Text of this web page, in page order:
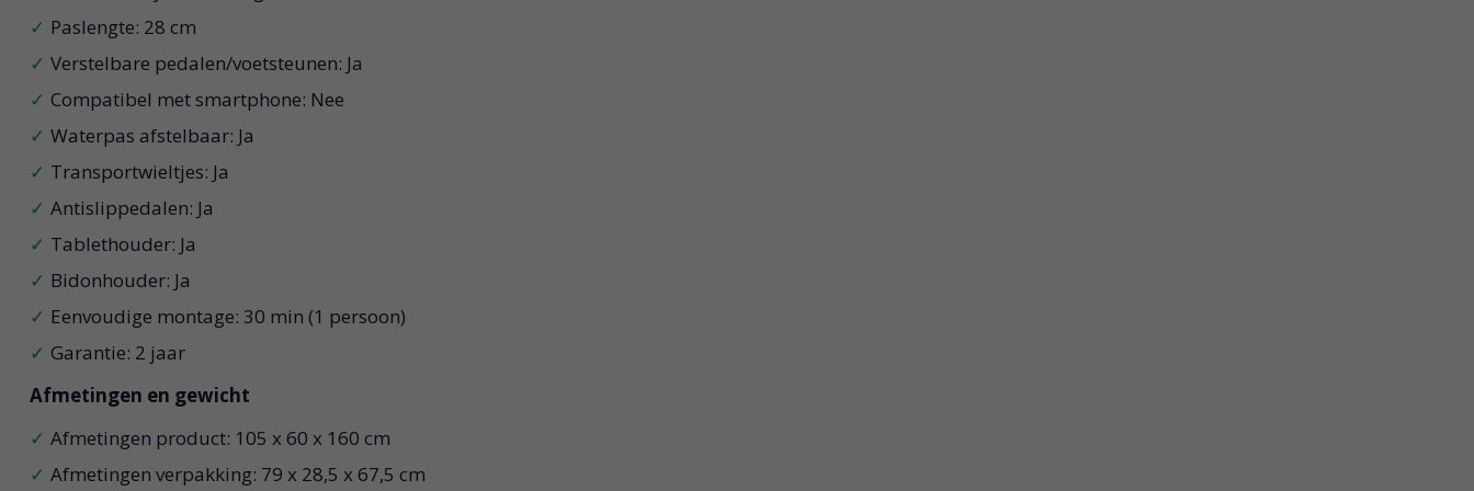
Paslengte: 28 cm
Verstelbare pedalen/voetsteunen: Ja
Compatibel met smartphone: Nee
Waterpas afstelbaar: Ja
Transportwieltjes: Ja
Antislippedalen: Ja
Tablethouder: Ja
Bidonhouder: Ja
Eenvoudige montage: 30 min (1 persoon)
Garantie: 2 jaar
Afmetingen en gewicht
Afmetingen product: 105 x 60 x 160 cm
Afmetingen verpakking: 79 x 28,5 x 67,5 cm